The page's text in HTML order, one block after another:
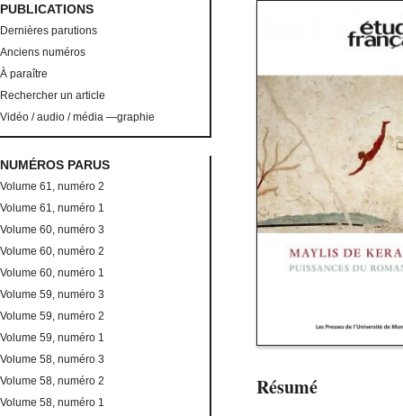
Résumé
PUBLICATIONS
Dernières parutions
Anciens numéros
À paraître
Rechercher un article
Vidéo / audio / média —graphie
NUMÉROS PARUS
Volume 61, numéro 2
Volume 61, numéro 1
Volume 60, numéro 3
Volume 60, numéro 2
Volume 60, numéro 1
Volume 59, numéro 3
Volume 59, numéro 2
Volume 59, numéro 1
Volume 58, numéro 3
Volume 58, numéro 2
Volume 58, numéro 1